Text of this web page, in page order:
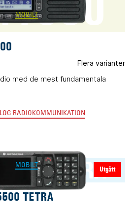
MOBILT
Flera varianter
med de mest fundamentala
RADIOKOMMUNIKATION
Utgått
TETRA
MOBILT
TETRA